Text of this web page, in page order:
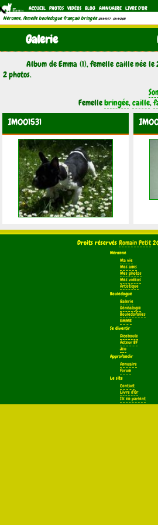
ACCUEIL PHOTOS VIDÉOS BLOG ANNUAIRE LIVRE D'OR
Néronne, femelle bouledogue français bringée (21/11/1997 - 04/11/2011)
Galerie
Album de Emma (1), femelle caille née
2 photos.
Femellebringée,caille,
IM001531
Droits réservés Romain Petit
Néronne
Ma vie
Mes amis
Mes photos
Mes vidéos
Artistique
Bouledogue
Galerie
Généalogie
Bouledofolies
EMMB
Se divertir
Dicoboule
Acteur BF
Jeu
Approfondir
Annuaire
Forum
Le site
Contact
Livre d'Or
Ils en parlent